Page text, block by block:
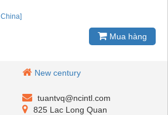
China]
Mua hàng
New century
tuantvq@ncintl.com
825 Lac Long Quan